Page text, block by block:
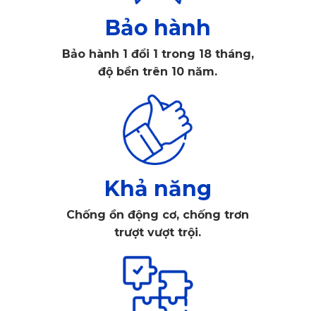
1.1. Độ đàn hồi của thảm
làm từ những chất liệu cao cấp. Một số chất liệu thông dụng
tốt nên thảm có độ đàn hồi và độ bền cao, chống ẩm và
chống nước vượt trội. Thảm không gây mùi hôi khó chịu và
bề mặt thảm sẽ vô cùng bền màu, không dễ bị sờn hoặc
Thảm lót sàn ô tô Jaguar F-Pace
giá rẻ sẽ mỏng hơn rất nhiều so với thảm chất lượng và cấu
trúc thảm không đồng nhất, cũng như không có tính đàn hồi
Bảo hành
Bảo hành 1 đổi 1 trong 18 tháng,
độ bền trên 10 năm.
Khả năng
Chống ồn động cơ, chống trơn
trượt vượt trội.